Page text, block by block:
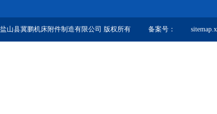
盐山县冀鹏机床附件制造有限公司 版权所有 备案号：